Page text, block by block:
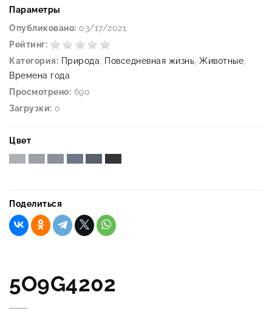
Параметры
Опубликовано: 03/17/2021
Рейтинг:
Категория: Природа Повседневная жизнь Животные
Времена года
Просмотрено: 690
Загрузки: 0
Цвет
Поделиться
5O9G4202